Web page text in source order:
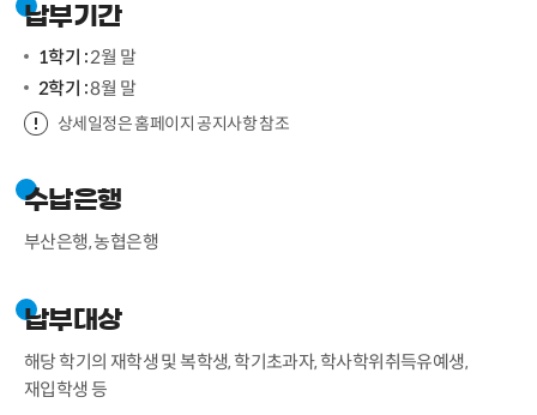
납부기간
1학기 :2월 말
2학기 :8월 말
상세일정은 홈페이지 공지사항 참조
수납은행
부산은행, 농협은행
납부대상
해당 학기의 재학생 및 복학생, 학기초과자, 학사학위취득유예생,
재입학생 등